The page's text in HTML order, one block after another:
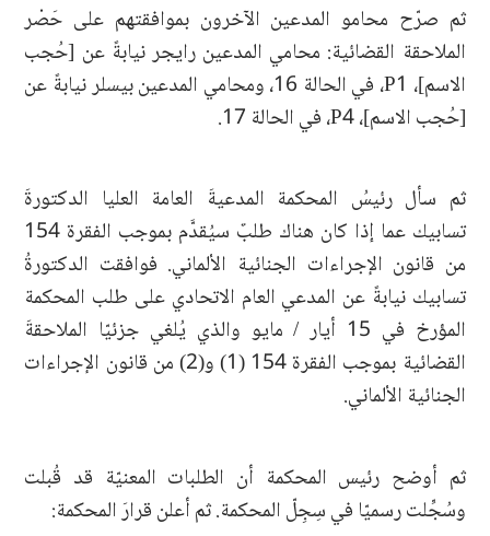
ثم صرّح محامو المدعين الآخرون بموافقتهم على حَصْر
الملاحقة القضائية: محامي المدعين رايجر نيابةً عن [حُجب
الاسم]، P1، في الحالة 16، ومحامي المدعين بيسلر نيابةً عن
[حُجب الاسم]، P4، في الحالة 17.
ثم سأل رئيسُ المحكمة المدعيةَ العامة العليا الدكتورةَ
تسابيك عما إذا كان هناك طلبٌ سيُقدَّم بموجب الفقرة 154
من قانون الإجراءات الجنائية الألماني. فوافقت الدكتورةُ
تسابيك نيابةً عن المدعي العام الاتحادي على طلب المحكمة
المؤرخ في 15 أيار / مايو والذي يُلغي جزئيّا الملاحقةَ
القضائية بموجب الفقرة 154 (1) و(2) من قانون الإجراءات
الجنائية الألماني.
ثم أوضح رئيس المحكمة أن الطلبات المعنيّة قد قُبلت
وسُجِّلت رسميّا في سِجِلّ المحكمة. ثم أعلن قرارَ المحكمة: